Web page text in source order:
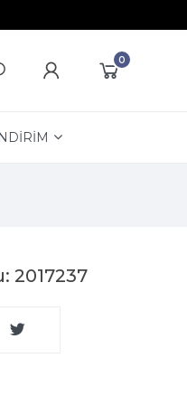
0
2017237